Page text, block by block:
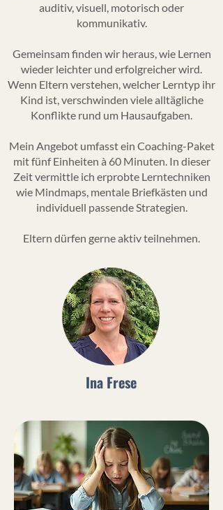
auditiv, visuell, motorisch oder
kommunikativ.
Gemeinsam finden wir heraus, wie Lernen
wieder leichter und erfolgreicher wird.
Wenn Eltern verstehen, welcher Lerntyp ihr
Kind ist, verschwinden viele alltägliche
Konflikte rund um Hausaufgaben.
Mein Angebot umfasst ein Coaching-Paket
mit fünf Einheiten à 60 Minuten. In dieser
Zeit vermittle ich erprobte Lerntechniken
wie Mindmaps, mentale Briefkästen und
individuell passende Strategien.
Eltern dürfen gerne aktiv teilnehmen.
Ina Frese